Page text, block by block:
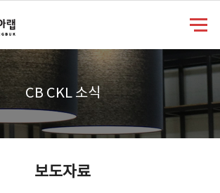
CB CKL 소식
보도자료